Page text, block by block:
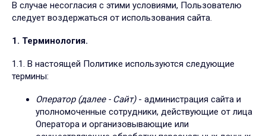
В случае несогласия с этими условиями, Пользователю
следует воздержаться от использования сайта.
1. Терминология.
1.1. В настоящей Политике используются следующие
термины:
Оператор (далее - Сайт) - администрация сайта и
уполномоченные сотрудники, действующие от лица
Оператора и организовывающие или